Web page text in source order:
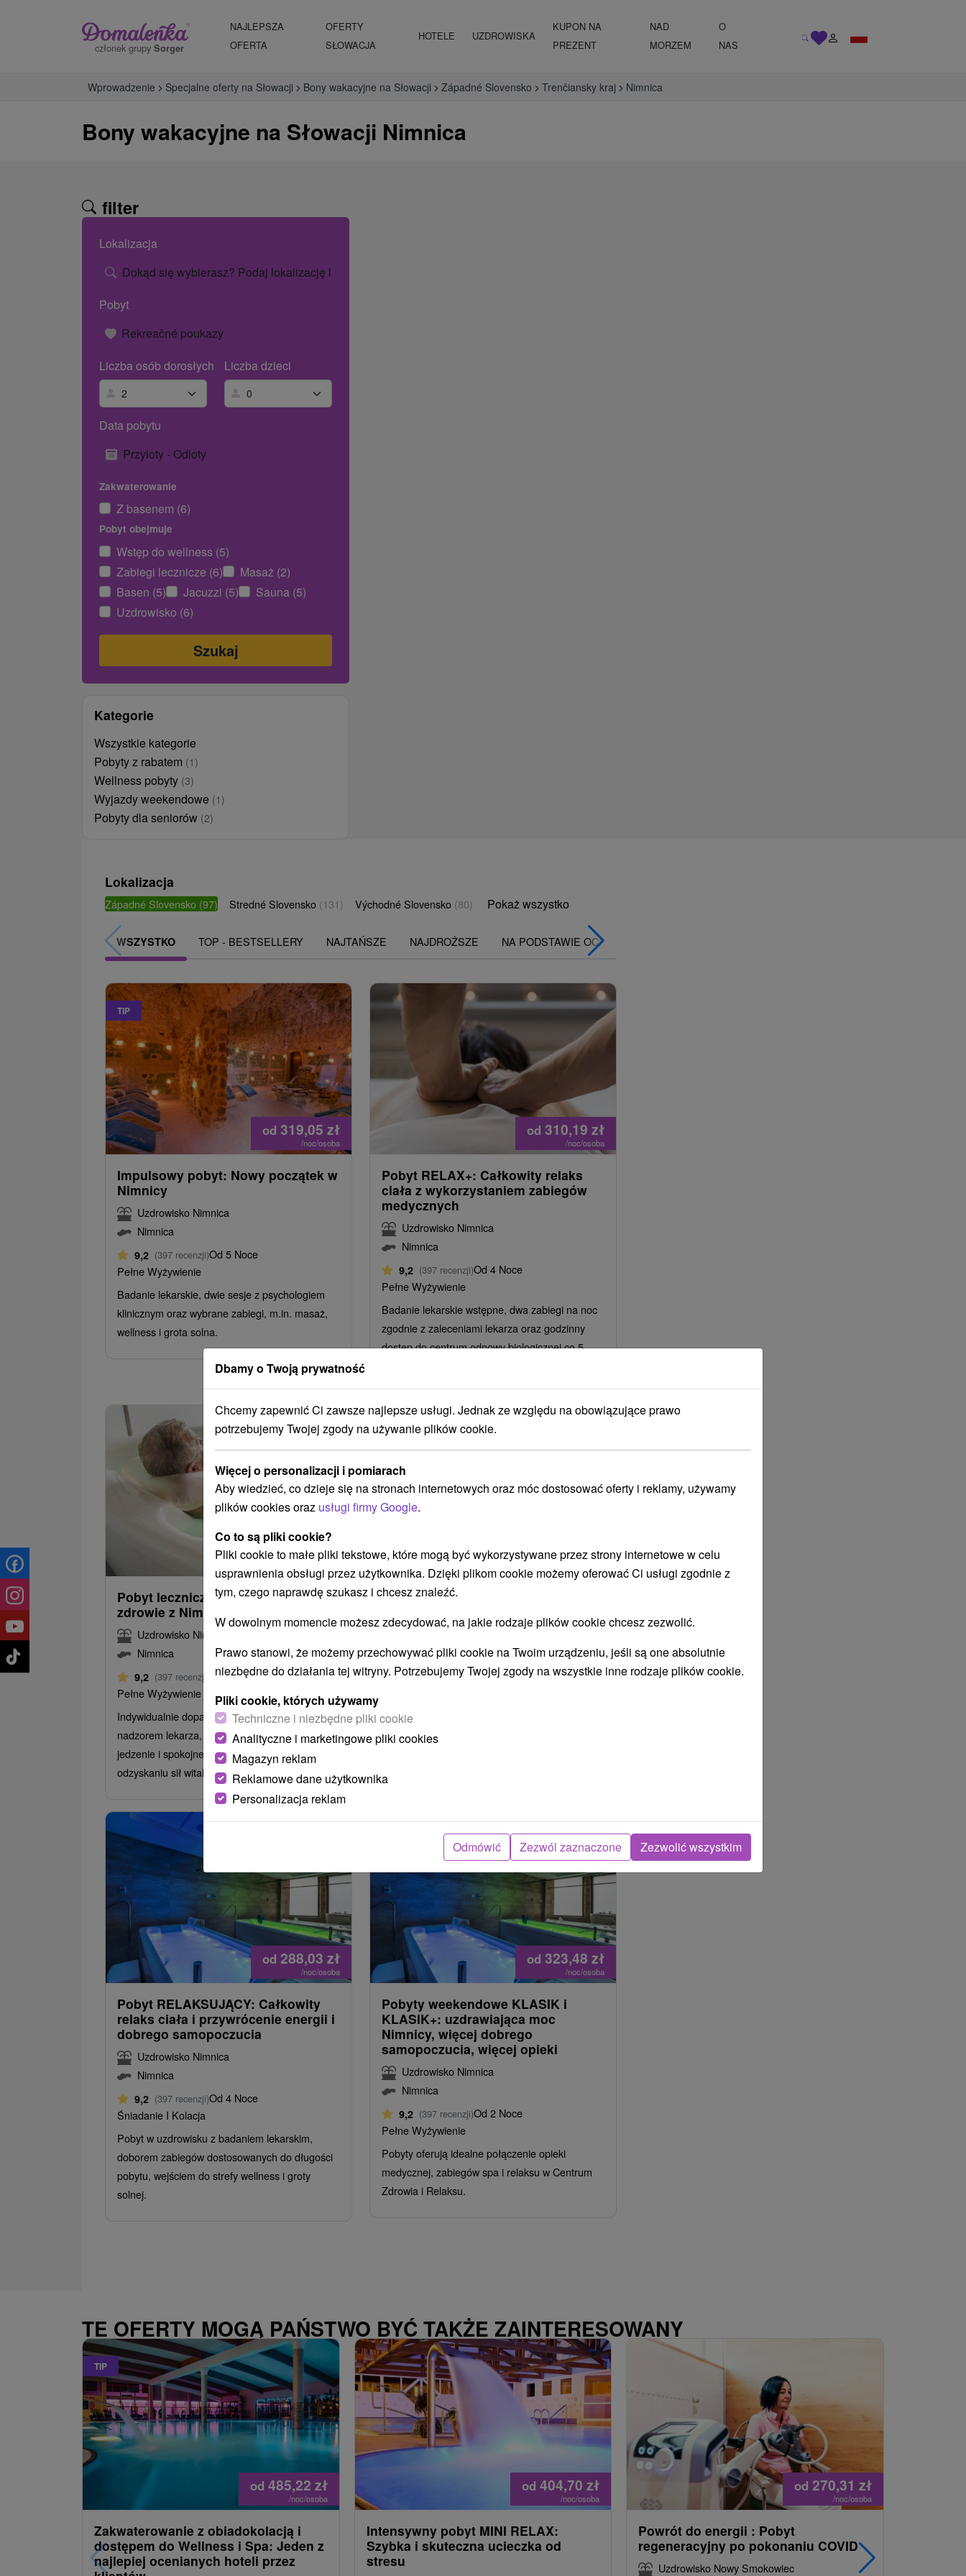
członek grupy Sorger
NAJLEPSZA
OFERTA
OFERTY
SŁOWACJA
HOTELE UZDROWISKA
KUPON NA
PREZENT
NAD
MORZEM
O
NAS
Wprowadzenie Specjalne oferty na Słowacji Bony wakacyjne na Słowacji Západné Slovensko Trenčiansky kraj Nimnica
Bony wakacyjne na Słowacji Nimnica
filter
Lokalizacja
Dokąd się wybierasz? Podaj lokalizację lub nazwę hotelu.
Pobyt
Rekreačné poukazy
Liczba osób dorosłych
Liczba dzieci
Data pobytu
Przyloty - Odloty
Zakwaterowanie
Z basenem (6)
Pobyt obejmuje
Wstęp do wellness (5)
Zabiegi lecznicze (6)
Masaż (2)
Basen (5)
Jacuzzi (5)
Sauna (5)
Uzdrowisko (6)
Kategorie
Wszystkie kategorie
Pobyty z rabatem (1)
Wellness pobyty (3)
Wyjazdy weekendowe (1)
Pobyty dla seniorów (2)
Lokalizacja
Západné Slovensko (97) Stredné Slovensko (131) Východné Slovensko (80) Pokaż wszystko
WSZYSTKO TOP - BESTSELLERY NAJTAŃSZE NAJDROŻSZE NA PODSTAWIE OCENY
TIP
od 319,05 zł
/noc/osoba
Impulsowy pobyt: Nowy początek w
Nimnicy
Uzdrowisko Nimnica
Nimnica
9,2 (397 recenzji)Od 5 Noce
Pełne Wyżywienie
Badanie lekarskie, dwie sesje z psychologiem
klinicznym oraz wybrane zabiegi, m.in. masaż,
wellness i grota solna.
od 310,19 zł
/noc/osoba
Pobyt RELAX+: Całkowity relaks
ciała z wykorzystaniem zabiegów
medycznych
Uzdrowisko Nimnica
Nimnica
9,2 (397 recenzji)Od 4 Noce
Pełne Wyżywienie
Badanie lekarskie wstępne, dwa zabiegi na noc
zgodnie z zaleceniami lekarza oraz godzinny
dostęp do centrum odnowy biologicznej co 5
od332,34zł
/noc/osoba
Pobyt leczniczy MEDYCZNY -
zdrowie z Nimnicy
Uzdrowisko Nimnica
Nimnica
9,2 (397 recenzji)
Od 4 Noce
Pełne Wyżywienie
Indywidualnie dopasowane zabiegi pod
nadzorem lekarza, woda lecznicza, pyszne
jedzenie i spokojne otoczenie sprzyjające
odzyskaniu sił witalnych.
od310,19zł
Pobyt SENIOR: Pobyt dla osób
Uzdrowisko Nimnica
Nimnica
9,2 (397 recenzji)Od 5 Noce
W cenę pobytu wliczone jest wstępne badanie
lekarskie, 2 zabiegi dziennie oraz szereg
od 288,03 zł
/noc/osoba
Pobyt RELAKSUJĄCY: Całkowity
relaks ciała i przywrócenie energii i
dobrego samopoczucia
Uzdrowisko Nimnica
Nimnica
9,2 (397 recenzji)Od 4 Noce
Śniadanie I Kolacja
Pobyt w uzdrowisku z badaniem lekarskim,
doborem zabiegów dostosowanych do długości
pobytu, wejściem do strefy wellness i groty
solnej.
od 323,48 zł
/noc/osoba
Pobyty weekendowe KLASIK i
KLASIK+: uzdrawiająca moc
Nimnicy, więcej dobrego
samopoczucia, więcej opieki
Uzdrowisko Nimnica
Nimnica
9,2 (397 recenzji)Od 2 Noce
Pełne Wyżywienie
Pobyty oferują idealne połączenie opieki
medycznej, zabiegów spa i relaksu w Centrum
Zdrowia i Relaksu.
TE OFERTY MOGĄ PAŃSTWO BYĆ TAKŻE ZAINTERESOWANY
TIP
od 485,22 zł
/noc/osoba
Zakwaterowanie z obiadokolacją i
dostępem do Wellness i Spa: Jeden z
najlepiej ocenianych hoteli przez
od 404,70zł
/noc/osoba
Intensywny pobyt MINI RELAX:
Szybka i skuteczna ucieczka od
stresu
od 270,31 zł
/noc/osoba
Powrót do energii : Pobyt
regeneracyjny po pokonaniu COVID
Uzdrowisko Nowy Smokowiec
Dbamy o Twoją prywatność
Chcemy zapewnić Ci zawsze najlepsze usługi. Jednak ze względu na obowiązujące prawo
potrzebujemy Twojej zgody na używanie plików cookie.
Więcej o personalizacji i pomiarach
Aby wiedzieć, co dzieje się na stronach internetowych oraz móc dostosować oferty i reklamy, używamy
plików cookies oraz usługi firmy Google.
Co to są pliki cookie?
Pliki cookie to małe pliki tekstowe, które mogą być wykorzystywane przez strony internetowe w celu
usprawnienia obsługi przez użytkownika. Dzięki plikom cookie możemy oferować Ci usługi zgodnie z
tym, czego naprawdę szukasz i chcesz znaleźć.
W dowolnym momencie możesz zdecydować, na jakie rodzaje plików cookie chcesz zezwolić.
Prawo stanowi, że możemy przechowywać pliki cookie na Twoim urządzeniu, jeśli są one absolutnie
niezbędne do działania tej witryny. Potrzebujemy Twojej zgody na wszystkie inne rodzaje plików cookie.
Pliki cookie, których używamy
Techniczne i niezbędne pliki cookie
Analityczne i marketingowe pliki cookies
Magazyn reklam
Reklamowe dane użytkownika
Personalizacja reklam
Odmówić Zezwól zaznaczone Zezwolić wszystkim